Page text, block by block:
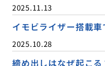
2025.11.13
イモビライザー搭載
2025.10.28
締め出しはなぜ起こ